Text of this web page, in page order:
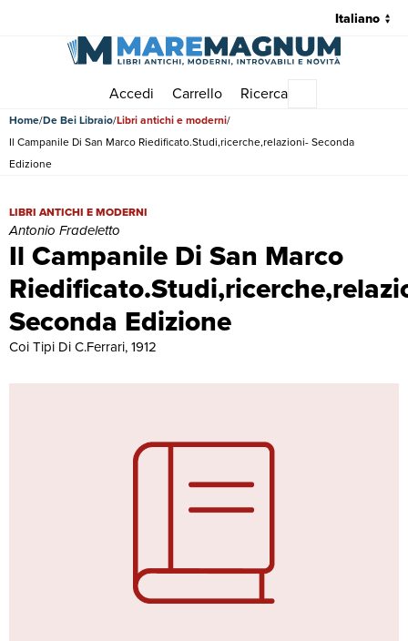
Accedi Carrello Ricerca
Home De Bei Libraio Libri antichi e moderni
Il Campanile Di San Marco Riedificato.Studi,ricerche,relazioni- Seconda
Edizione
Il Campanile Di San Marco
Seconda Edizione
Il Campanile Di San Marco Riedificato.Studi,ricerche,relazioni-
LIBRI ANTICHI E MODERNI
Antonio Fradeletto
Coi Tipi Di C.Ferrari, 1912